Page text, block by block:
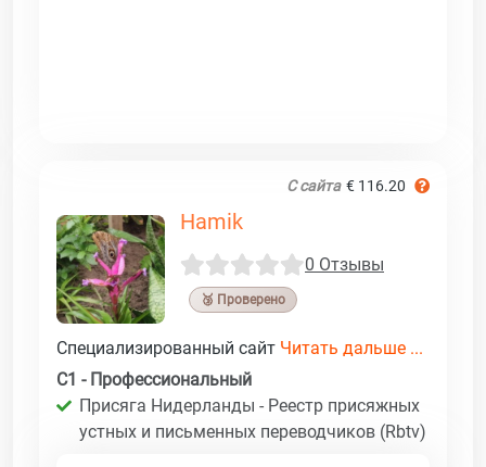
С сайта € 116.20
Hamik
0 Отзывы
🥉 Проверено
Специализированный сайт Читать дальше ...
C1 - Профессиональный
Присяга Нидерланды - Реестр присяжных
устных и письменных переводчиков (Rbtv)